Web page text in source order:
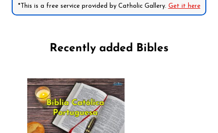
*This is a free service provided by Catholic Gallery. Get it here
Recently added Bibles